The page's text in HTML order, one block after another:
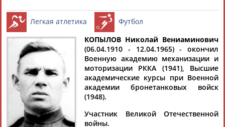
Найдено: 1персона Расширенный поиск
Николай
КОПЫЛОВ
Легкая атлетика Футбол
КОПЫЛОВ Николай Вениаминович
(06.04.1910 - 12.04.1965) - окончил
Военную академию механизации и
моторизации РККА (1941), Высшие
академические курсы при Военной
академии бронетанковых войск
(1948).
Участник Великой Отечественной
войны.